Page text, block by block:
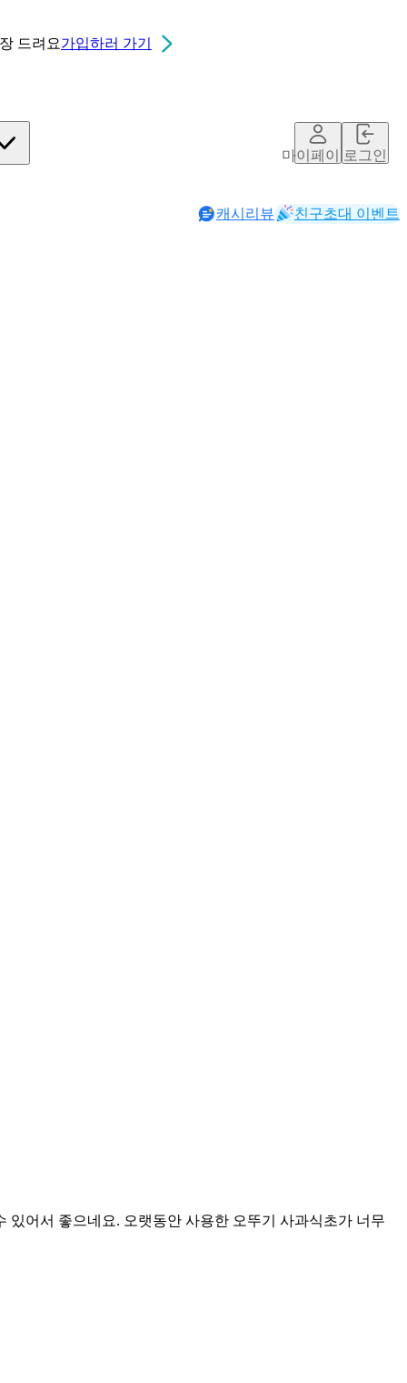
드려요가입하러 가기
마이페이지로그인
캐시리뷰 친구초대 이벤트
어서 좋으네요. 오랫동안 사용한 오뚜기 사과식초가 너무